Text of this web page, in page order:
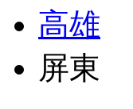
高雄
屏東